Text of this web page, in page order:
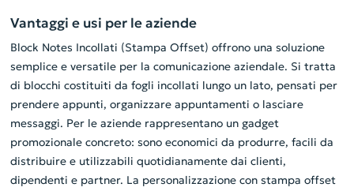
Vantaggi e usi per le aziende
Block Notes Incollati (Stampa Offset) offrono una soluzione
semplice e versatile per la comunicazione aziendale. Si tratta
di blocchi costituiti da fogli incollati lungo un lato, pensati per
prendere appunti, organizzare appuntamenti o lasciare
messaggi. Per le aziende rappresentano un gadget
promozionale concreto: sono economici da produrre, facili da
distribuire e utilizzabili quotidianamente dai clienti,
dipendenti e partner. La personalizzazione con stampa offset